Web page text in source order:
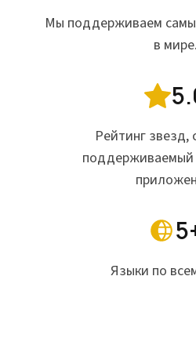
Мы поддерживаем
в мире.
Рейтинг звезд,
поддерживаемый
Языки по